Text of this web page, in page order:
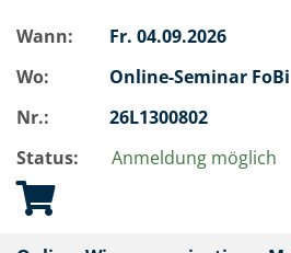
Wann: Fr. 04.09.2026
Wo:
Online-Seminar FoBi
Nr.:
26L1300802
Status:
Anmeldung möglich